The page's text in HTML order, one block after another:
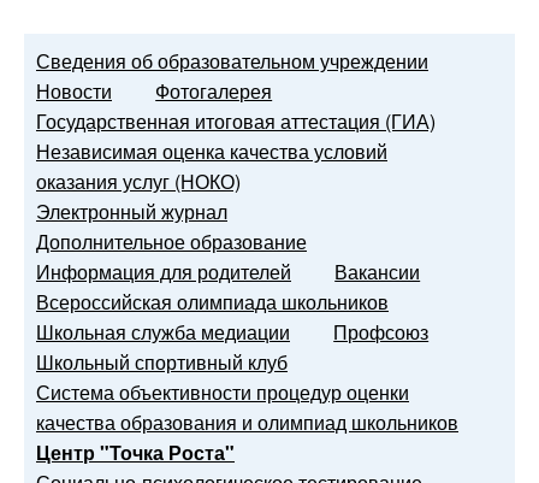
Сведения об образовательном учреждении
Новости
Фотогалерея
Государственная итоговая аттестация (ГИА)
Независимая оценка качества условий
оказания услуг (НОКО)
Электронный журнал
Дополнительное образование
Информация для родителей
Вакансии
Всероссийская олимпиада школьников
Школьная служба медиации
Профсоюз
Школьный спортивный клуб
Система объективности процедур оценки
качества образования и олимпиад школьников
Центр "Точка Роста"